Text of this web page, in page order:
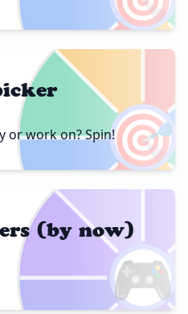
🎯
or work on? Spin!
🎮
(by now)